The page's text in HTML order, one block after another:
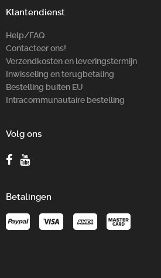
Klantendienst
Help/FAQ
Contacteer ons!
Verzendkosten en leveringstermijn
Inwisseling en terugbetaling
Bestelling buiten EU
Intracommunautaire bestelling
Volg ons
Betalingen